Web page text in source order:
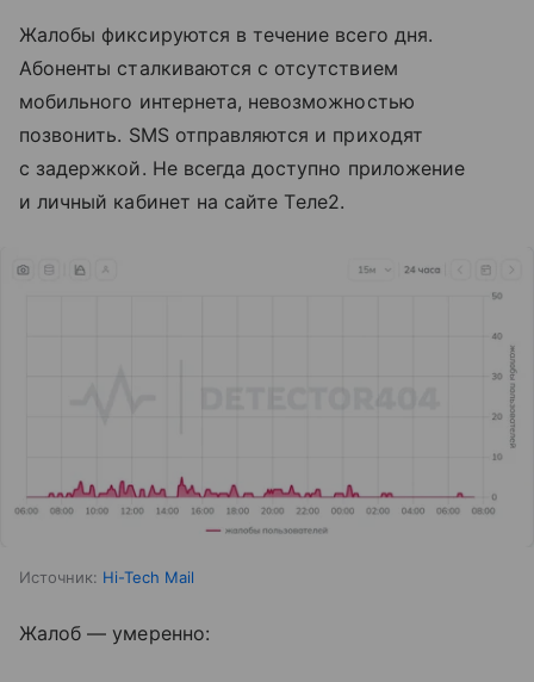
Жалобы фиксируются в течение всего дня.
Абоненты сталкиваются с отсутствием
мобильного интернета, невозможностью
позвонить. SMS отправляются и приходят
с задержкой. Не всегда доступно приложение
и личный кабинет на сайте Tеле2.
Источник: Hi-Tech Mail
Жалоб — умеренно: